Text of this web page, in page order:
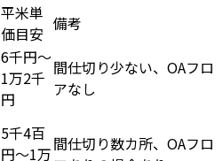
平米単
価目安 備考
6千円～
1万2千
円
間仕切り少ない、OAフロ
アなし
5千4百
円～1万間仕切り数カ所、OAフロ